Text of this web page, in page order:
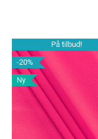
På tilbud!
-20%
Ny